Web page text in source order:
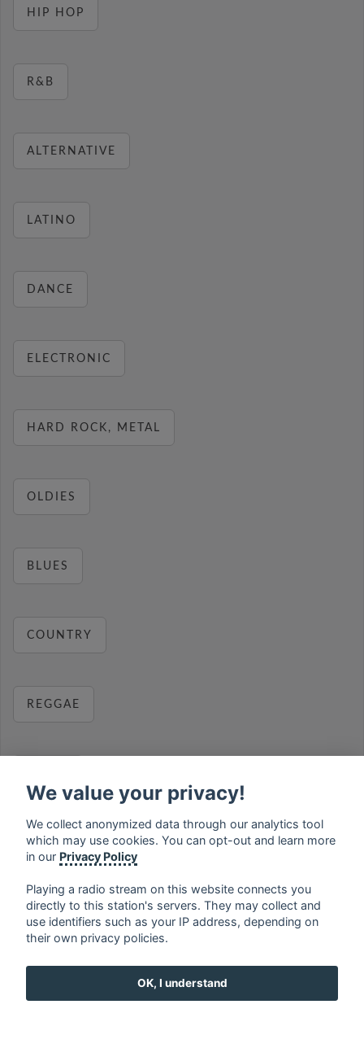
HIP HOP
R&B
ALTERNATIVE
LATINO
DANCE
ELECTRONIC
HARD ROCK, METAL
OLDIES
BLUES
COUNTRY
REGGAE
MUSIC
français ⋅ english ⋅ deutsch
ελληνικά
⋅ norsk ⋅ suomi
We value your privacy!
We collect anonymized data through our analytics tool
which may use cookies. You can opt-out and learn more
in our Privacy Policy
Playing a radio stream on this website connects you
directly to this station's servers. They may collect and
use identifiers such as your IP address, depending on
their own privacy policies.
OK, I understand